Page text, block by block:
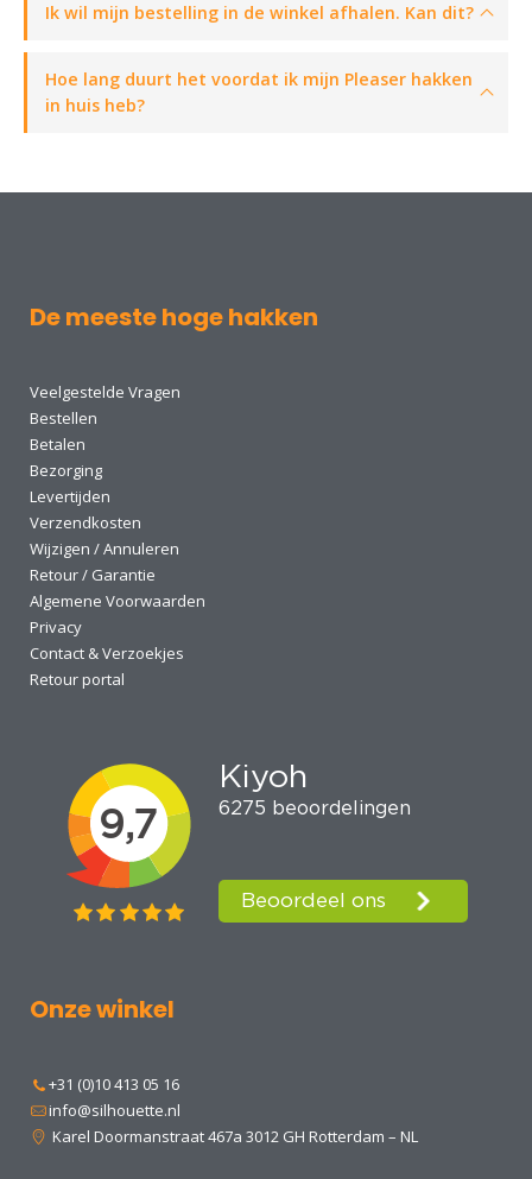
Ik wil mijn bestelling in de winkel afhalen. Kan dit?
Hoe lang duurt het voordat ik mijn Pleaser hakken
in huis heb?
De meeste hoge hakken
Veelgestelde Vragen
Bestellen
Betalen
Bezorging
Levertijden
Verzendkosten
Wijzigen / Annuleren
Retour / Garantie
Algemene Voorwaarden
Privacy
Contact & Verzoekjes
Retour portal
Onze winkel
+31 (0)10 413 05 16
info@silhouette.nl
Karel Doormanstraat 467a 3012 GH Rotterdam – NL